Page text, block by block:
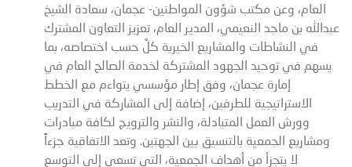
العام، وعن مكتب شؤون المواطنين- عجمان، سعادة الشيخ
عبدالله بن ماجد النعيمي، المدير العام، تعزيز التعاون المشترك
في النشاطات والمشاريع الخيرية كلٌ حسب اختصاصه، بما
يسهم في توحيد الجهود المشتركة لخدمة الصالح العام في
إمارة عجمان، وفق إطار مؤسسي يتواءم مع الخطط
الاستراتيجية للطرفين، إضافة إلى المشاركة في التدريب
وورش العمل المتبادلة، والنشر والترويج لكافة مبادرات
ومشاريع الجمعية بالتنسيق بين الجهتين. وتعد الاتفاقية جزءاً
لا يتجزأ من أهداف الجمعية، التي تسعى إلى التوسع